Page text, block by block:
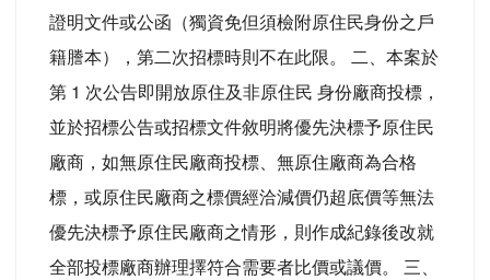
證明文件或公函（獨資免但須檢附原住民身份之戶
籍謄本），第二次招標時則不在此限。 二、本案於
第 1 次公告即開放原住及非原住民 身份廠商投標，
並於招標公告或招標文件敘明將優先決標予原住民
廠商，如無原住民廠商投標、無原住廠商為合格
標，或原住民廠商之標價經洽減價仍超底價等無法
優先決標予原住民廠商之情形，則作成紀錄後改就
全部投標廠商辦理擇符合需要者比價或議價。 三、